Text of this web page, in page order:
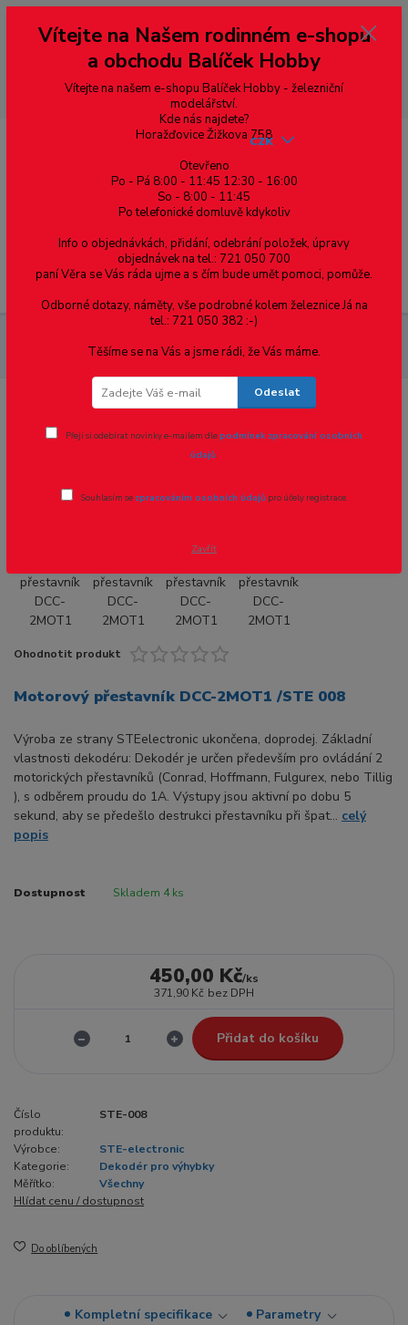
--- pro zákazníky ze Slovenska a jiných zemí, pokud chcete platit v eurech
přepněte si e-shop na euro 💶 pro přepočet měny - pravý horní roh ---
dobírky – pokud si z nějakého důvodu zásilku nevyzvednete, bude po
domluvě zaslána znovu s opětovnou platbou za poštovné, v opačném
případě bude zrušena a účet přidán na blacklist a rušeny následující
objednávky.
Menu
CZK
008
Ohodnotit produkt
Motorový přestavník DCC-2MOT1 /STE 008
Výroba ze strany STEelectronic ukončena, doprodej. Základní
vlastnosti dekodéru: Dekodér je určen především pro ovládání 2
motorických přestavníků (Conrad, Hoffmann, Fulgurex, nebo Tillig
), s odběrem proudu do 1A. Výstupy jsou aktivní po dobu 5
sekund, aby se předešlo destrukci přestavníku při špat... celý
popis
Dostupnost Skladem 4 ks
450,00 Kč/ks
371,90 Kč bez DPH
Přidat do košíku
Číslo
produktu:
STE-008
Výrobce:
STE-electronic
Kategorie:
Dekodér pro výhybky
Měřítko:
Všechny
Hlídat cenu / dostupnost
Do oblíbených
Kompletní specifikace
Parametry
Vítejte na Našem rodinném e-shopu
a obchodu Balíček Hobby
Vítejte na našem e-shopu Balíček Hobby - železniční
modelářství.
Kde nás najdete?
Horažďovice Žižkova 758
Otevřeno
Po - Pá 8:00 - 11:45 12:30 - 16:00
So - 8:00 - 11:45
Po telefonické domluvě kdykoliv
Info o objednávkách, přidání, odebrání položek, úpravy
objednávek na tel.: 721 050 700
paní Věra se Vás ráda ujme a s čím bude umět pomoci, pomůže.
Odborné dotazy, náměty, vše podrobné kolem železnice Já na
tel.: 721 050 382 :-)
Těšíme se na Vás a jsme rádi, že Vás máme.
Odeslat
Přeji si odebírat novinky e-mailem dlepodmínek zpracování osobních
údajů.
Souhlasím se zpracováním osobních údajů pro účely registrace.
Zavřít